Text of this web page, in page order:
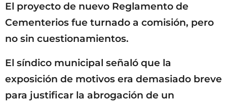
El proyecto de nuevo Reglamento de
Cementerios fue turnado a comisión, pero
no sin cuestionamientos.
El síndico municipal señaló que la
exposición de motivos era demasiado breve
para justificar la abrogación de un